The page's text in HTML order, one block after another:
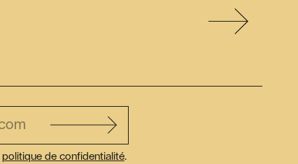
politique de confidentialité.